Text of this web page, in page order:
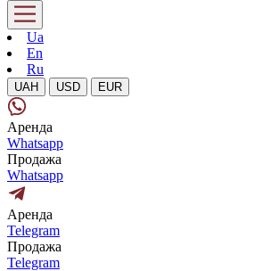
Ua
En
Ru
UAH USD EUR
Аренда
Whatsapp
Продажа
Whatsapp
Аренда
Telegram
Продажа
Telegram